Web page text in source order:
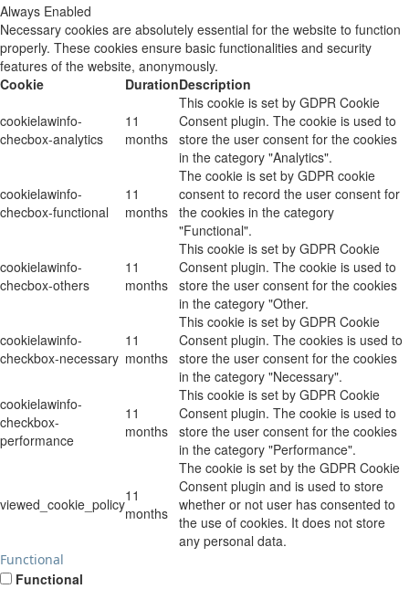
Always Enabled
Necessary cookies are absolutely essential for the website to function
properly. These cookies ensure basic functionalities and security
features of the website, anonymously.
Cookie
DurationDescription
cookielawinfo-
checbox-analytics
11
months
This cookie is set by GDPR Cookie
Consent plugin. The cookie is used to
store the user consent for the cookies
in the category "Analytics".
cookielawinfo-
checbox-functional
11
months
The cookie is set by GDPR cookie
consent to record the user consent for
the cookies in the category
"Functional".
cookielawinfo-
checbox-others
11
months
This cookie is set by GDPR Cookie
Consent plugin. The cookie is used to
store the user consent for the cookies
in the category "Other.
cookielawinfo-
checkbox-necessary
11
months
This cookie is set by GDPR Cookie
Consent plugin. The cookies is used to
store the user consent for the cookies
in the category "Necessary".
cookielawinfo-
checkbox-
performance
11
months
This cookie is set by GDPR Cookie
Consent plugin. The cookie is used to
store the user consent for the cookies
in the category "Performance".
viewed_cookie_policy11
months
The cookie is set by the GDPR Cookie
Consent plugin and is used to store
whether or not user has consented to
the use of cookies. It does not store
any personal data.
Functional
Functional